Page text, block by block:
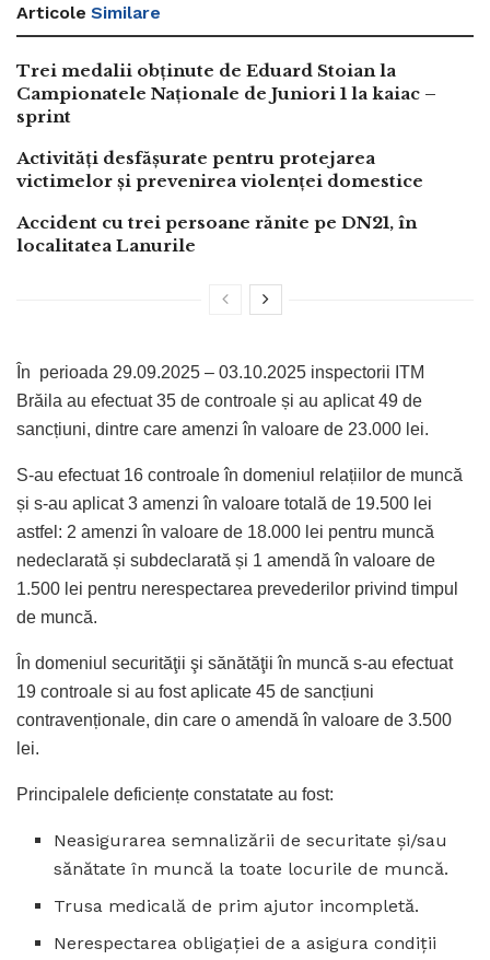
Articole Similare
Trei medalii obținute de Eduard Stoian la
Campionatele Naționale de Juniori 1 la kaiac –
sprint
Activități desfășurate pentru protejarea
victimelor și prevenirea violenței domestice
Accident cu trei persoane rănite pe DN21, în
localitatea Lanurile
În perioada 29.09.2025 – 03.10.2025 inspectorii ITM
Brăila au efectuat 35 de controale și au aplicat 49 de
sancțiuni, dintre care amenzi în valoare de 23.000 lei.
S-au efectuat 16 controale în domeniul relațiilor de muncă
și s-au aplicat 3 amenzi în valoare totală de 19.500 lei
astfel: 2 amenzi în valoare de 18.000 lei pentru muncă
nedeclarată și subdeclarată și 1 amendă în valoare de
1.500 lei pentru nerespectarea prevederilor privind timpul
de muncă.
În domeniul securităţii şi sănătăţii în muncă s-au efectuat
19 controale si au fost aplicate 45 de sancțiuni
contravenționale, din care o amendă în valoare de 3.500
lei.
Principalele deficiențe constatate au fost:
Neasigurarea semnalizării de securitate şi/sau
sănătate în muncă la toate locurile de muncă.
Trusa medicală de prim ajutor incompletă.
Nerespectarea obligației de a asigura condiții